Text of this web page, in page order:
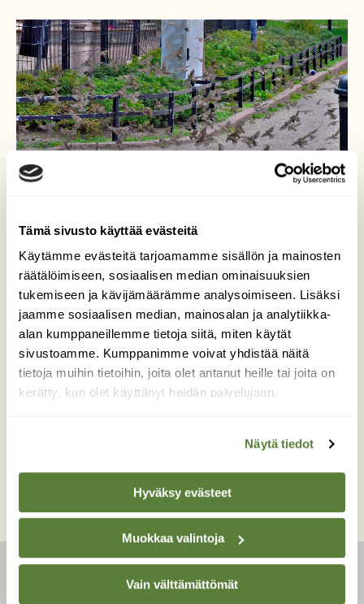
Tämä sivusto käyttää evästeitä
Käytämme evästeitä tarjoamamme sisällön ja mainosten
räätälöimiseen, sosiaalisen median ominaisuuksien
tukemiseen ja kävijämäärämme analysoimiseen. Lisäksi
jaamme sosiaalisen median, mainosalan ja analytiikka-
alan kumppaneillemme tietoja siitä, miten käytät
sivustoamme. Kumppanimme voivat yhdistää näitä
tietoja muihin tietoihin, joita olet antanut heille tai joita on
kerätty, kun olet käyttänyt heidän palvelujaan.
Näytä tiedot
Hyväksy evästeet
Muokkaa valintoja
Vain välttämättömät
Pyrähdyksiä
Isohko varpusparvi lennähteli ruohikon ja
suojapaikkansa välillä.
Valokuvaaja: Reijo Juurinen, Helsinki Syyskuu
LEHTI